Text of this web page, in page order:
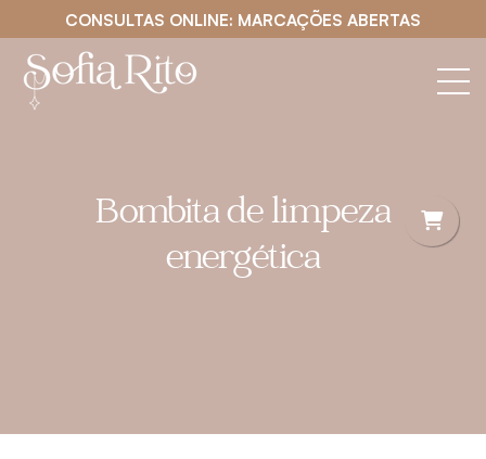
CONSULTAS ONLINE: MARCAÇÕES ABERTAS
Bombita de limpeza
energética